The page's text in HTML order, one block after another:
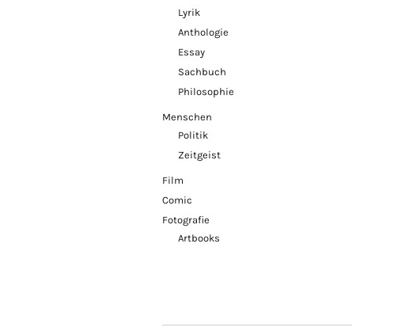
Lyrik
Anthologie
Essay
Sachbuch
Philosophie
Menschen
Politik
Zeitgeist
Film
Comic
Fotografie
Artbooks